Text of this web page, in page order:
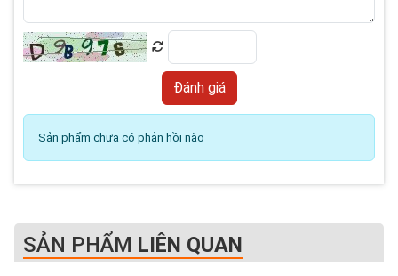
Sản phẩm chưa có phản hồi nào
SẢN PHẨM LIÊN QUAN